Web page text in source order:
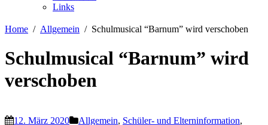
Links
Home Allgemein Schulmusical “Barnum” wird verschoben
Schulmusical “Barnum” wird
verschoben
12. März 2020 Allgemein, Schüler- und Elterninformation,